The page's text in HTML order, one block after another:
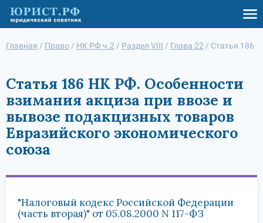
Главная / Право / НК РФ ч.2 / Раздел VIII / Глава 22 / Статья 186
Статья 186 НК РФ. Особенности
взимания акциза при ввозе и
вывозе подакцизных товаров
Евразийского экономического
союза
"Налоговый кодекс Российской Федерации
(часть вторая)" от 05.08.2000 N 117-ФЗ